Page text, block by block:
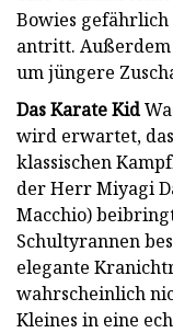
Bowies
antritt.
um jüngere
Das Karate Kid
wird erwartet,
klassischen
der Herr Miyagi
Macchio)
Schultyrannen
elegante
wahrscheinlich
Kleines in eine